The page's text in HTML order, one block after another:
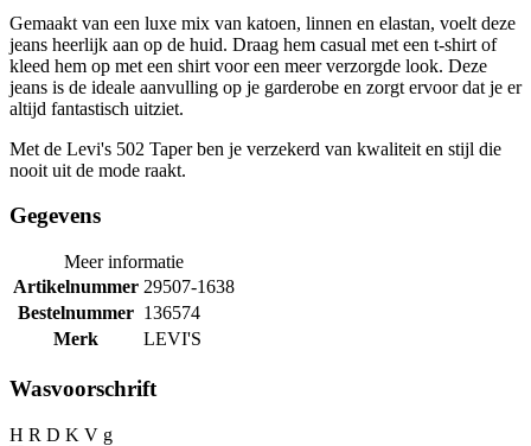
Gemaakt van een luxe mix van katoen, linnen en elastan, voelt deze
jeans heerlijk aan op de huid. Draag hem casual met een t-shirt of
kleed hem op met een shirt voor een meer verzorgde look. Deze
jeans is de ideale aanvulling op je garderobe en zorgt ervoor dat je er
altijd fantastisch uitziet.
Met de Levi's 502 Taper ben je verzekerd van kwaliteit en stijl die
nooit uit de mode raakt.
Gegevens
Meer informatie
Artikelnummer 29507-1638
Bestelnummer 136574
Merk
LEVI'S
Wasvoorschrift
H R D K V g